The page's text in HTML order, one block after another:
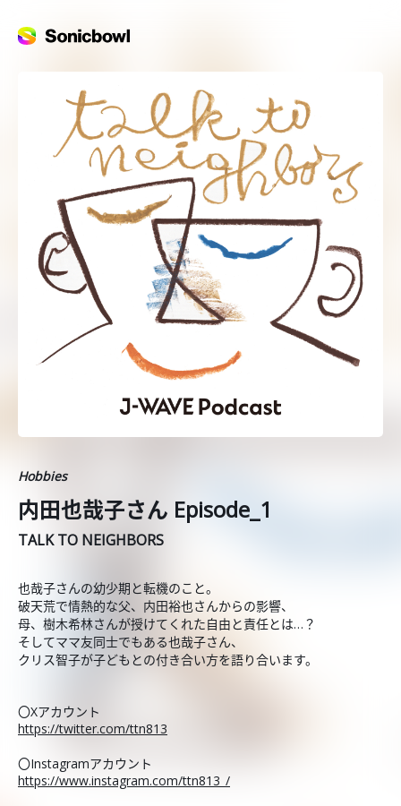
Hobbies
内田也哉子さん Episode_1
TALK TO NEIGHBORS
也哉子さんの幼少期と転機のこと。
破天荒で情熱的な父、内田裕也さんからの影響、
母、樹木希林さんが授けてくれた自由と責任とは…？
そしてママ友同士でもある也哉子さん、
クリス智子が子どもとの付き合い方を語り合います。
〇Xアカウント
https://twitter.com/ttn813
〇Instagramアカウント
https://www.instagram.com/ttn813_/